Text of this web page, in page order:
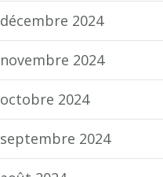
décembre 2024
novembre 2024
octobre 2024
septembre 2024